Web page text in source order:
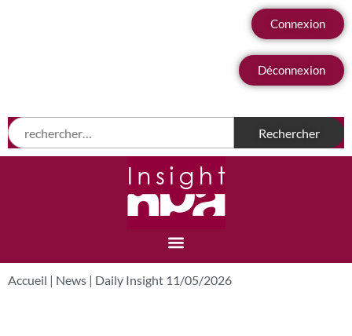
Connexion
Déconnexion
Accueil | News | Daily Insight 11/05/2026